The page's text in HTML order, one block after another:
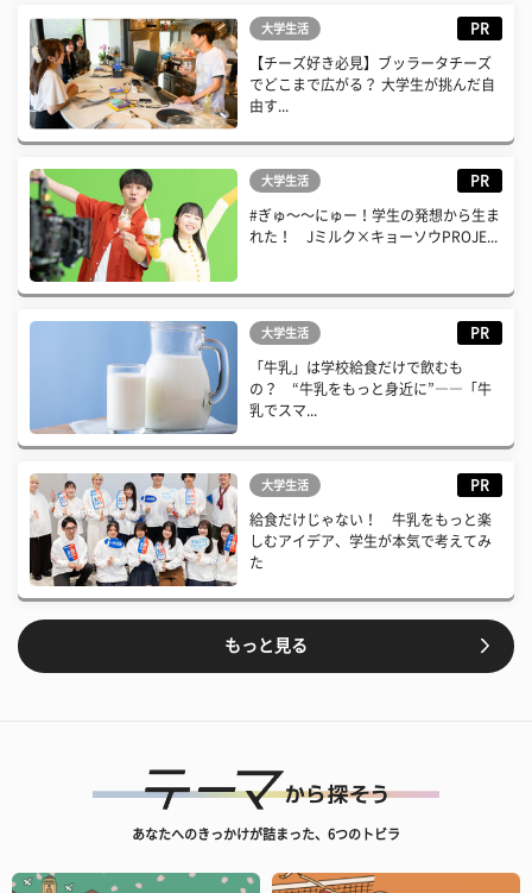
大学生活 PR
【チーズ好き必見】ブッラータチーズ
でどこまで広がる？ 大学生が挑んだ自
由す...
大学生活 PR
#ぎゅ〜〜にゅー！学生の発想から生ま
れた！ Jミルク×キョーソウPROJE...
大学生活 PR
「牛乳」は学校給食だけで飲むも
の？ “牛乳をもっと身近に”――「牛
乳でスマ...
大学生活 PR
給食だけじゃない！ 牛乳をもっと楽
しむアイデア、学生が本気で考えてみ
た
もっと見る
あなたへのきっかけが詰まった、6つのトビラ